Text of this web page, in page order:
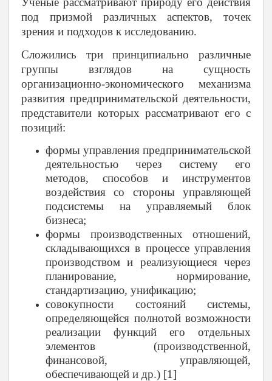
под призмой различных аспектов, точек
зрения и подходов к исследованию.
Сложились три принципиально различные
группы взглядов на сущность
организационно-экономического механизма
развития предпринимательской деятельности,
представители которых рассматривают его с
позиций:
формы управления предпринимательской
деятельностью через систему его
методов, способов и инструментов
воздействия со стороны управляющей
подсистемы на управляемый блок
бизнеса;
формы производственных отношений,
складывающихся в процессе управления
производством и реализующиеся через
планирование, нормирование,
стандартизацию, унификацию;
совокупности состояний системы,
определяющейся полнотой возможности
реализации функций его отдельных
элементов (производственной,
финансовой, управляющей,
обеспечивающей и др.) [1]